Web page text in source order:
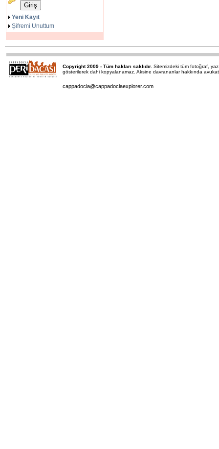
Yeni Kayıt
Şifremi Unuttum
Copyright 2009 - Tüm hakları saklıdır. Sitemizdeki tüm fotoğraf,
gösterilerek dahi kopyalanamaz. Aksine davrananlar hakkında
cappadocia@cappadociaexplorer.com